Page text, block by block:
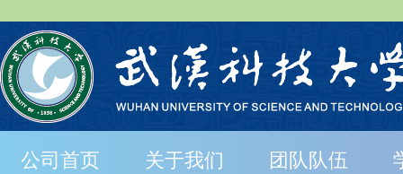
公司首页 关于我们 团队队伍